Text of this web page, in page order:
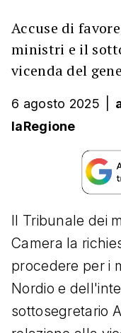
Accuse di
ministri e il
vicenda del
6 agosto 2025
laRegione
Il Tribunale dei
Camera la
procedere per i
Nordio e
sottosegretario